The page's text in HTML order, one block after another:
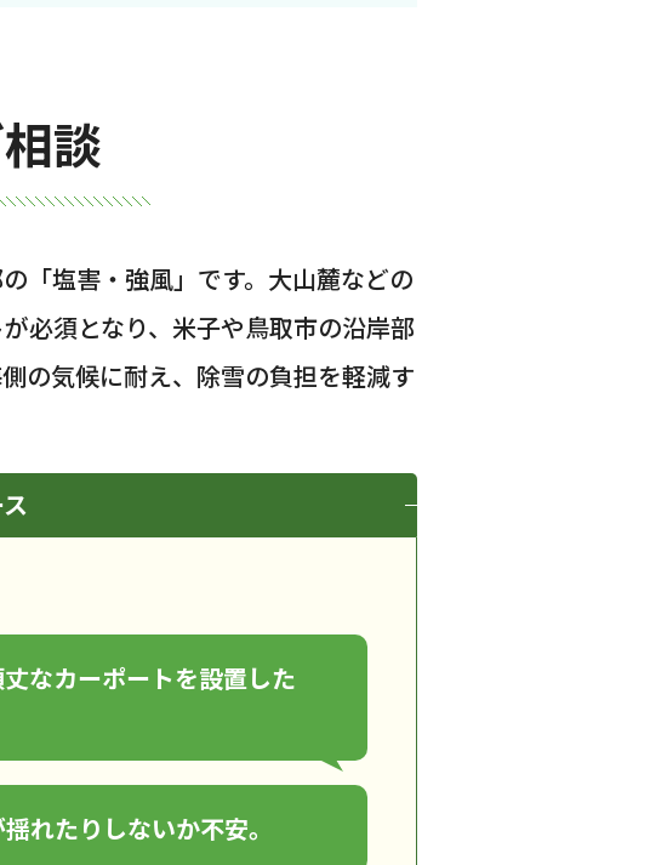
談
「塩害・強風」です。大山麓などの
必須となり、米子や鳥取市の沿岸部
の気候に耐え、除雪の負担を軽減す
なカーポートを設置した
れたりしないか不安。